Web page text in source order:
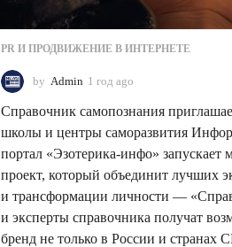
PR И ПРОДВИЖЕНИЕ В ИНТЕРНЕТЕ
by Admin 1 год ago
о
д
g
o
Справочник самопознания
школы и центры саморазвития
портал «Эзотерика-инфо»
проект, который объединит лучших
и трансформации личности —
и эксперты справочника получат
бренд не только в России и странах